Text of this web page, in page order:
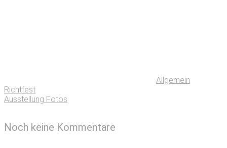
Allgemein
Richtfest
Ausstellung Fotos
Noch keine Kommentare